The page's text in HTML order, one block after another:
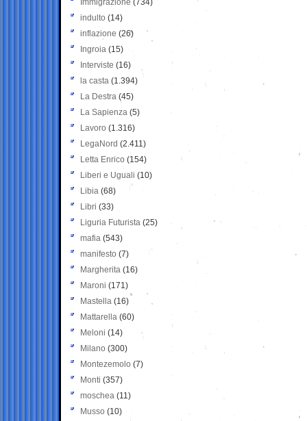
Immigrazione (734)
indulto (14)
inflazione (26)
Ingroia (15)
Interviste (16)
la casta (1.394)
La Destra (45)
La Sapienza (5)
Lavoro (1.316)
LegaNord (2.411)
Letta Enrico (154)
Liberi e Uguali (10)
Libia (68)
Libri (33)
Liguria Futurista (25)
mafia (543)
manifesto (7)
Margherita (16)
Maroni (171)
Mastella (16)
Mattarella (60)
Meloni (14)
Milano (300)
Montezemolo (7)
Monti (357)
moschea (11)
Musso (10)